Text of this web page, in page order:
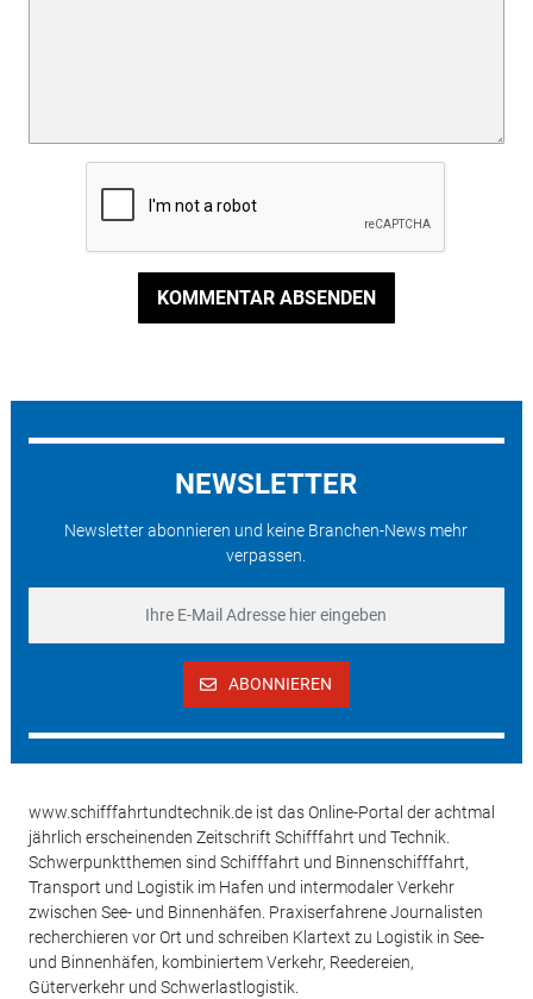
KOMMENTAR ABSENDEN
NEWSLETTER
Newsletter abonnieren und keine Branchen-News mehr
verpassen.
ABONNIEREN
www.schifffahrtundtechnik.de ist das Online-Portal der achtmal
jährlich erscheinenden Zeitschrift Schifffahrt und Technik.
Schwerpunktthemen sind Schifffahrt und Binnenschifffahrt,
Transport und Logistik im Hafen und intermodaler Verkehr
zwischen See- und Binnenhäfen. Praxiserfahrene Journalisten
recherchieren vor Ort und schreiben Klartext zu Logistik in See-
und Binnenhäfen, kombiniertem Verkehr, Reedereien,
Güterverkehr und Schwerlastlogistik.